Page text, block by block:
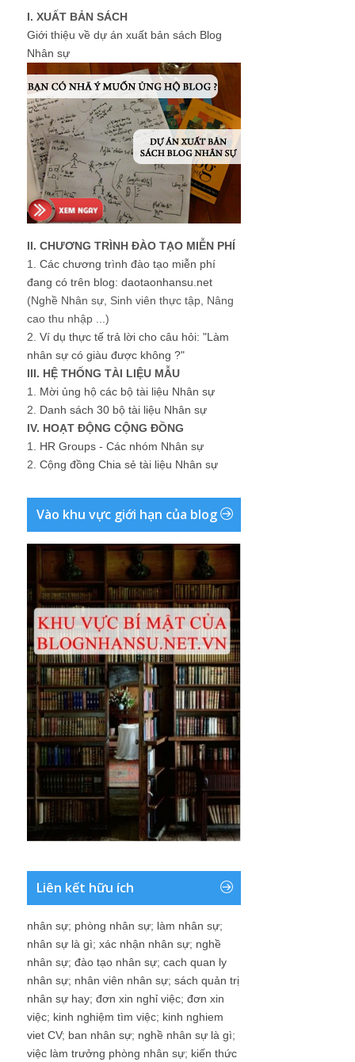
I. XUẤT BẢN SÁCH
Giới thiệu về dự án xuất bản sách Blog
Nhân sự
II. CHƯƠNG TRÌNH ĐÀO TẠO MIỄN PHÍ
1. Các chương trình đào tạo miễn phí
đang có trên blog: daotaonhansu.net
(Nghề Nhân sự, Sinh viên thực tập, Nâng
cao thu nhập ...)
2. Ví dụ thực tế trả lời cho câu hỏi: "Làm
nhân sự có giàu được không ?"
III. HỆ THỐNG TÀI LIỆU MẪU
1. Mời ủng hộ các bộ tài liệu Nhân sự
2. Danh sách 30 bộ tài liệu Nhân sự
IV. HOẠT ĐỘNG CỘNG ĐỒNG
1. HR Groups - Các nhóm Nhân sự
2. Cộng đồng Chia sẻ tài liệu Nhân sự
Vào khu vực giới hạn của blog
Liên kết hữu ích
nhân sự; phòng nhân sự; làm nhân sự;
nhân sự là gì; xác nhận nhân sự; nghề
nhân sự; đào tạo nhân sự; cach quan ly
nhân sự; nhân viên nhân sự; sách quản trị
nhân sự hay; đơn xin nghỉ việc; đơn xin
việc; kinh nghiệm tìm việc; kinh nghiem
viet CV; ban nhân sự; nghề nhân sự là gì;
việc làm trưởng phòng nhân sự; kiến thức